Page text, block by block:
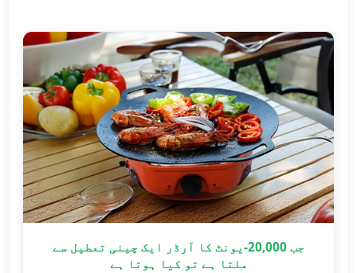
جب 20,000-یونٹ کا آرڈر ایک چینی تعطیل سے
ملتا ہے تو کیا ہوتا ہے